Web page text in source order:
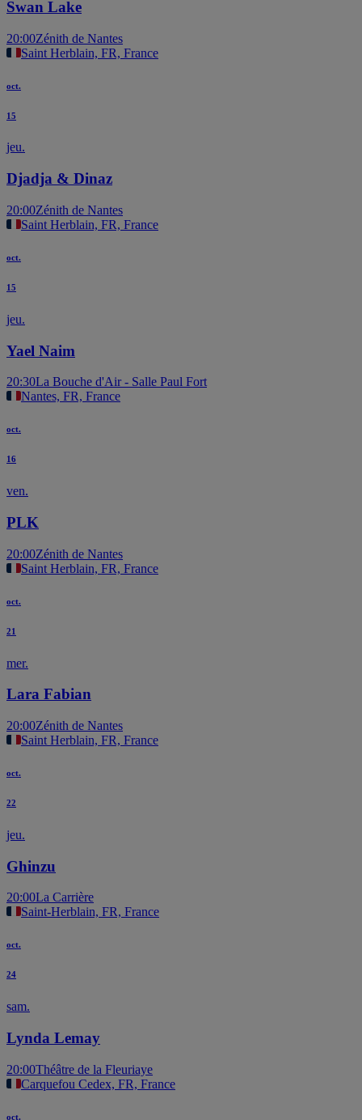
Swan Lake
20:00Zénith de Nantes
Saint Herblain, FR, France
oct.
15
jeu.
Djadja & Dinaz
20:00Zénith de Nantes
Saint Herblain, FR, France
oct.
15
jeu.
Yael Naim
20:30La Bouche d'Air - Salle Paul Fort
Nantes, FR, France
oct.
16
ven.
PLK
20:00Zénith de Nantes
Saint Herblain, FR, France
oct.
21
mer.
Lara Fabian
20:00Zénith de Nantes
Saint Herblain, FR, France
oct.
22
jeu.
Ghinzu
20:00La Carrière
Saint-Herblain, FR, France
oct.
24
sam.
Lynda Lemay
20:00Théâtre de la Fleuriaye
Carquefou Cedex, FR, France
oct.